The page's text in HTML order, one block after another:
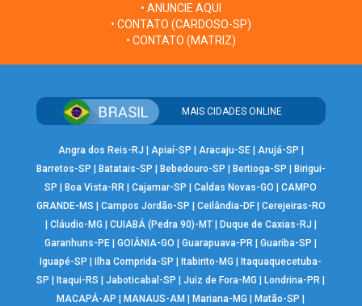
• ANUNCIE AQUI
• CONTATO (CARDOSO-SP)
• CONTATO (MATRIZ)
MAIS CIDADES ONLINE
Angra dos Reis-RJ Apiaí-SP Aracaju-SE| Arujá-SP
Barretos-SP
Batatais-SP Bebedouro-SP Bertioga-SP
Birigui-
SP
Boa Vista-RR |Cajamar-SP |Caldas Novas-GO |CAMPO
GRANDE-MS
Campos Jordão-SP Ceilândia-DF| Cerejeiras-RO
Cláudio-MG CUIABÁ (Pedra 90)-MT| Duque de Caxias-RJ
Garanhuns-PE |GOIÂNIA-GO |Guarapuava-PR |Guariba-SP
Iguapé-SP
Ilha Comprida-SP Itabirito-MG
Itaquaquecetuba-
SP
Itaqui-RS |Jaboticabal-SP |Juiz de Fora-MG Londrina-PR
MACAPÁ-AP
MANAUS-AM Mariana-MG Matão-SP